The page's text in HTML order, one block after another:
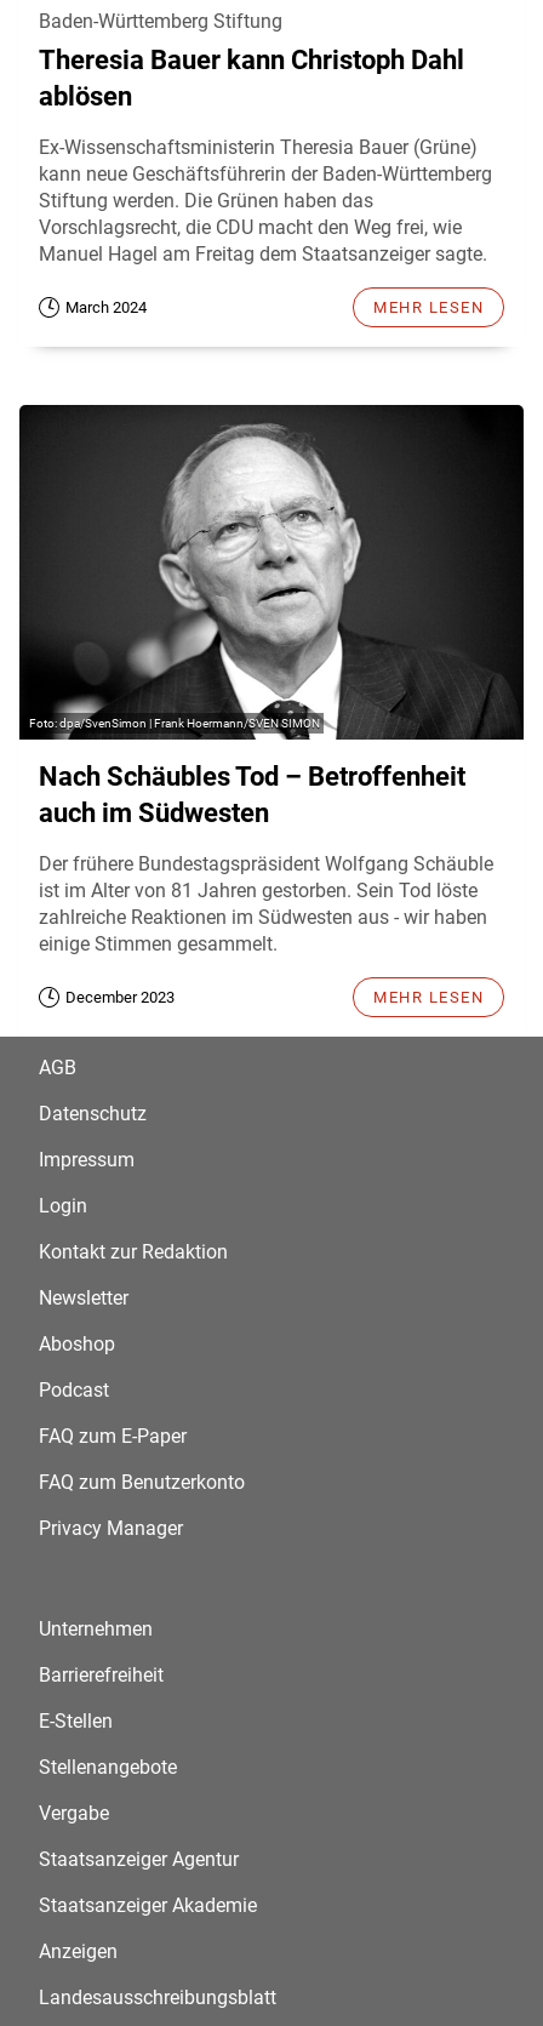
Baden-Württemberg Stiftung
Theresia Bauer kann Christoph Dahl
ablösen
Ex-Wissenschaftsministerin Theresia Bauer (Grüne)
kann neue Geschäftsführerin der Baden-Württemberg
Stiftung werden. Die Grünen haben das
Vorschlagsrecht, die CDU macht den Weg frei, wie
Manuel Hagel am Freitag dem Staatsanzeiger sagte.
March 2024 MEHR LESEN
dpa/SvenSimon | Frank Hoermann/SVEN SIMON
Nach Schäubles Tod – Betroffenheit
auch im Südwesten
Der frühere Bundestagspräsident Wolfgang Schäuble
ist im Alter von 81 Jahren gestorben. Sein Tod löste
zahlreiche Reaktionen im Südwesten aus - wir haben
einige Stimmen gesammelt.
December 2023 MEHR LESEN
AGB
Datenschutz
Impressum
Login
Kontakt zur Redaktion
Newsletter
Aboshop
Podcast
FAQ zum E-Paper
FAQ zum Benutzerkonto
Privacy Manager
Unternehmen
Barrierefreiheit
E-Stellen
Stellenangebote
Vergabe
Staatsanzeiger Agentur
Staatsanzeiger Akademie
Anzeigen
Landesausschreibungsblatt